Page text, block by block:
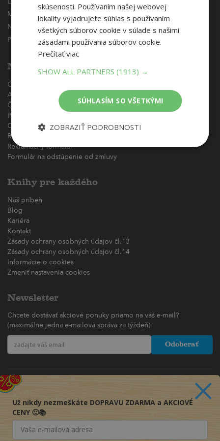
Liptovský Mikuláš
Martin
Trnava
Nitra
Zvolen
Partizánske
Žiar nad Hronom
Nákupný poradca
Osobné odbery
Ako nakupovať
Často kladené otázky
Platba a doručenie
Obchodné podmienky
Reklamačný poriadok
Reklamačný formulár
Formulár na odstúpenie od zmluvy
Knihy pre každého
Náš príbeh
Blog
Kariéra
Kontakt
Zásady ochrany osobných údajov čl.13
Zásady ochrany osobných údajov čl.14
Informácie o cookies
Zmeniť nastavenia cookies
Newsletter
Chcete dostávať akciové ponuky priamo na váš e-mail?
(maximálne jedna e-mailová správa za týždeň)
Odoberať
Už nikdy nezmeškáte DOPRAVU ZDARMA a AKCIOVÉ
CENY 🙂📚
skúsenosti. Používaním našej webovej
lokality vyjadrujete súhlas s používaním
všetkých súborov cookie v súlade s našimi
zásadami používania súborov cookie.
Prečítať viac
SHOW ALL PARTNERS(1913) →
SÚHLASÍM SO VŠETKÝMI
ZOBRAZIŤ PODROBNOSTI